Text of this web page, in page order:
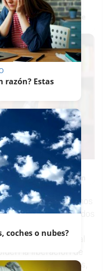
escuela ¡Cómo los de
tiene una explicación
de jerezanos
en apoyo de los dos
Desde Abajo,
la plaza del Arenal
la liberación de
“Son titiriteros,
razón? Estas
coches o nubes?